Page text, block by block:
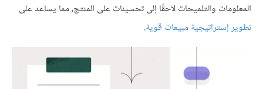
المعلومات والتلميحات لاحقًا إلى تحسينات على المنتج، مما يساعد على
تطوير إستراتيجية مبيعات قوية.